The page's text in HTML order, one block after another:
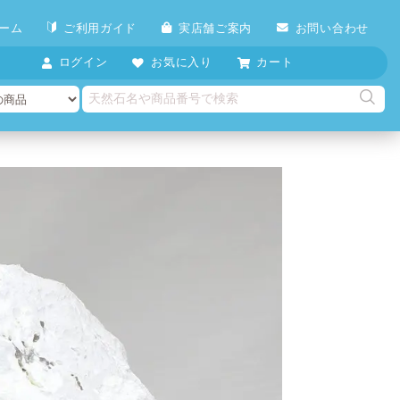
ム ご利用ガイド 実店舗ご案内 お問い合わせ
ログイン お気に入り カート